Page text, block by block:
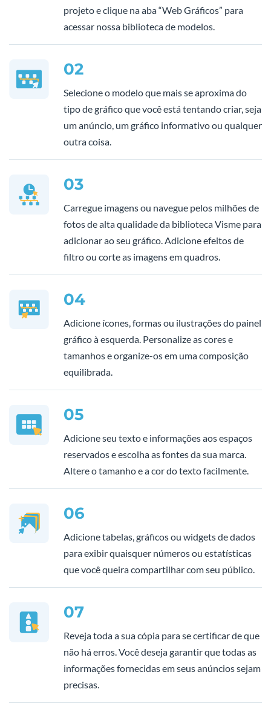
projeto e clique na aba “Web Gráficos” para
acessar nossa biblioteca de modelos.
02
Selecione o modelo que mais se aproxima do
tipo de gráfico que você está tentando criar, seja
um anúncio, um gráfico informativo ou qualquer
outra coisa.
03
Carregue imagens ou navegue pelos milhões de
fotos de alta qualidade da biblioteca Visme para
adicionar ao seu gráfico. Adicione efeitos de
filtro ou corte as imagens em quadros.
04
Adicione ícones, formas ou ilustrações do painel
gráfico à esquerda. Personalize as cores e
tamanhos e organize-os em uma composição
equilibrada.
05
Adicione seu texto e informações aos espaços
reservados e escolha as fontes da sua marca.
Altere o tamanho e a cor do texto facilmente.
06
Adicione tabelas, gráficos ou widgets de dados
para exibir quaisquer números ou estatísticas
que você queira compartilhar com seu público.
07
Reveja toda a sua cópia para se certificar de que
não há erros. Você deseja garantir que todas as
informações fornecidas em seus anúncios sejam
precisas.